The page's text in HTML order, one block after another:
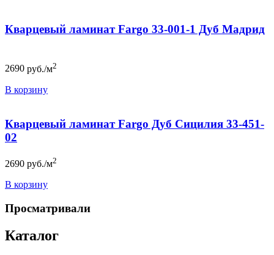
Кварцевый ламинат Fargo 33-001-1 Дуб Мадрид
2690 руб./м2
В корзину
Кварцевый ламинат Fargo Дуб Сицилия 33-451-
02
2690 руб./м2
В корзину
Просматривали
Каталог